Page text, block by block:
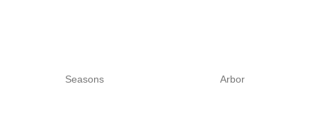
Seasons Arbor